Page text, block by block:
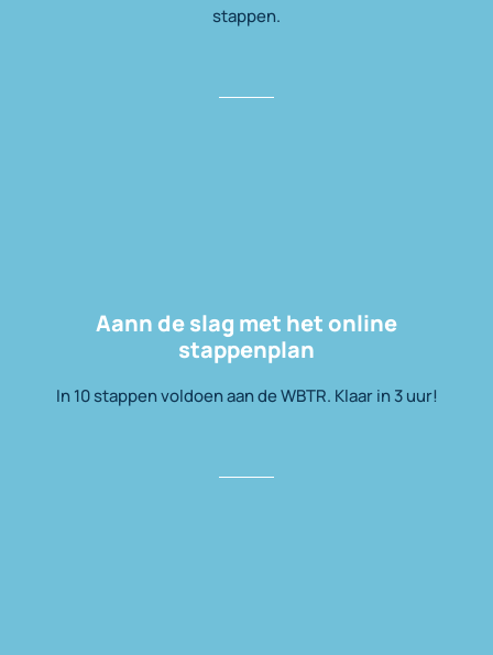
stappen.
Aann de slag met het online
stappenplan
In 10 stappen voldoen aan de WBTR. Klaar in 3 uur!